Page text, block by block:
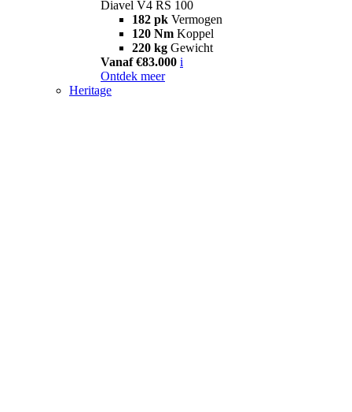
Diavel V4 RS 100
182 pk Vermogen
120 Nm Koppel
220 kg Gewicht
Vanaf €83.000 i
Ontdek meer
Heritage